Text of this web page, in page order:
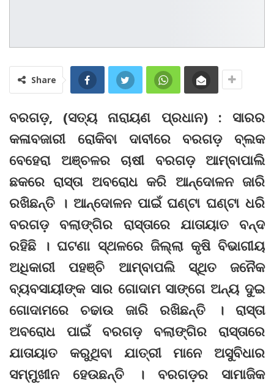
Share
ବରଗଡ଼, (ସତ୍ୟ ନାରାୟଣ ପ୍ରଧାନ) : ସାରର
କଳାବଜାରୀ ରୋକିବା ଦାବୀରେ ବରଗଡ଼ ବ୍ଲକ
ବେହେରା ଅଞ୍ଚଳର ଚାଷୀ ବରଗଡ଼ ଆମ୍ବାପାଲି
ଛକରେ ରାସ୍ତା ଅବରୋଧ କରି ଆନ୍ଦୋଳନ ଜାରି
ରଖିଛନ୍ତି । ଆନ୍ଦୋଳନ ପାଇଁ ଘଣ୍ଟା ଘଣ୍ଟା ଧରି
ବରଗଡ଼ ବଲାଙ୍ଗିର ରାସ୍ତାରେ ଯାତାୟାତ ବନ୍ଦ
ରହିଛି । ଘଟଣା ସ୍ଥଳରେ ଜିଲ୍ଲା କୃଷି ବିଭାଗୀୟ
ଅଧିକାରୀ ପହଞ୍ଚି ଆମ୍ବାପଲି ସ୍ଥିତ ଜନୈକ
ବ୍ୟବସାୟୀଙ୍କ ସାର ଗୋଦାମ ସାଙ୍ଗେ ଅନ୍ୟ ଦୁଇ
ଗୋଦାମରେ ଚଢାଉ ଜାରି ରଖିଛନ୍ତି । ରାସ୍ତା
ଅବରୋଧ ପାଇଁ ବରଗଡ଼ ବଲାଙ୍ଗିର ରାସ୍ତାରେ
ଯାତାୟାତ କରୁଥିବା ଯାତ୍ରୀ ମାନେ ଅସୁବିଧାର
ସମ୍ମୁଖୀନ ହେଉଛନ୍ତି । ବରଗଡ଼ର ସାମାଜିକ